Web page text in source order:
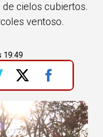
cielos cubiertos.
ventoso.
19:49